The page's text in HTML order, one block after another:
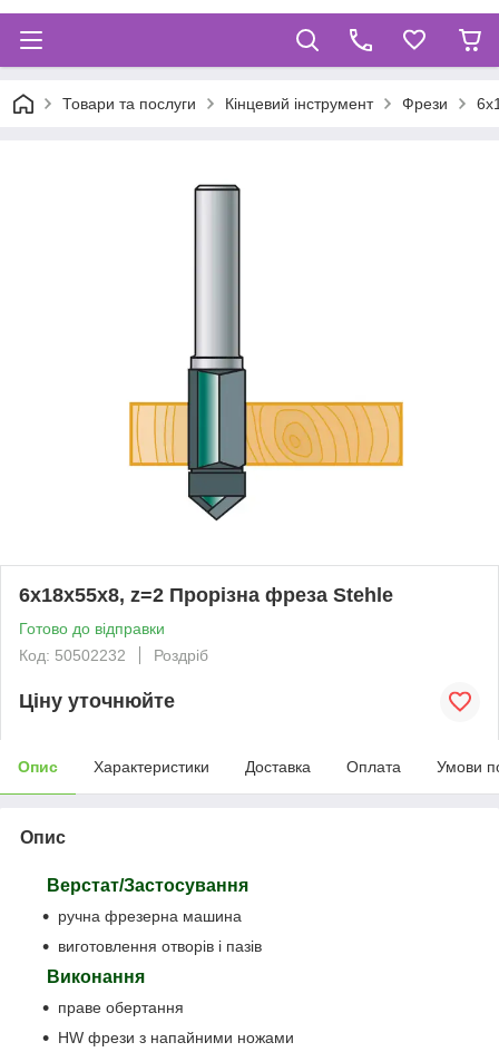
Товари та послуги Кінцевий інструмент Фрези
6х18х55х8, z=2 Прорізна фреза Stehle
Готово до відправки
Код: 50502232
Роздріб
Ціну уточнюйте
Опис Характеристики Доставка Оплата Умови
Опис
Верстат/Застосування
ручна фрезерна машина
виготовлення отворів і пазів
Виконання
праве обертання
HW фрези з напайними ножами